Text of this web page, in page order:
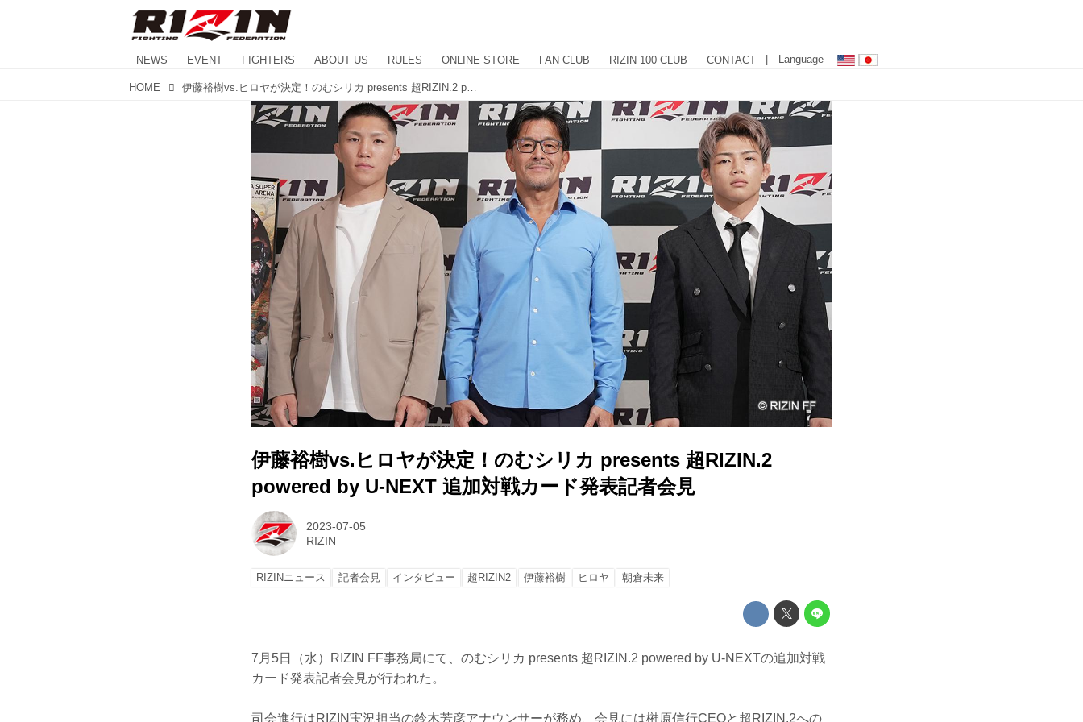
NEWS EVENT FIGHTERS ABOUT US RULES ONLINE STORE FAN CLUB RIZIN 100 CLUB CONTACT | Language
HOME
伊藤裕樹vs.ヒロヤが決定！のむシリカ presents 超RIZIN.2
powered by U-NEXT 追加対戦カード発表記者会見
2023-07-05
RIZIN
RIZINニュース 記者会見 インタビュー 超RIZIN2 伊藤裕樹 ヒロヤ 朝倉未来
7月5日（水）RIZIN FF事務局にて、のむシリカ presents 超RIZIN.2 powered by U-NEXTの追加対戦
カード発表記者会見が行われた。
司会進行はRIZIN実況担当の鈴木芳彦アナウンサーが務め、会見には榊原信行CEOと超RIZIN.2への